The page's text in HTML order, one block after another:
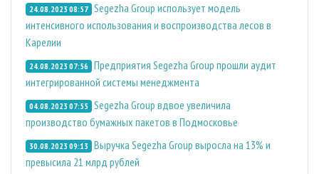
24.08.2023 08:57 Segezha Group использует модель
интенсивного использования и воспроизводства лесов в
Карелии
24.08.2023 07:56 Предприятия Segezha Group прошли аудит
интегрированной системы менеджмента
04.08.2023 07:55 Segezha Group вдвое увеличила
производство бумажных пакетов в Подмосковье
30.08.2023 09:13 Выручка Segezha Group выросла на 13% и
превысила 21 млрд рублей